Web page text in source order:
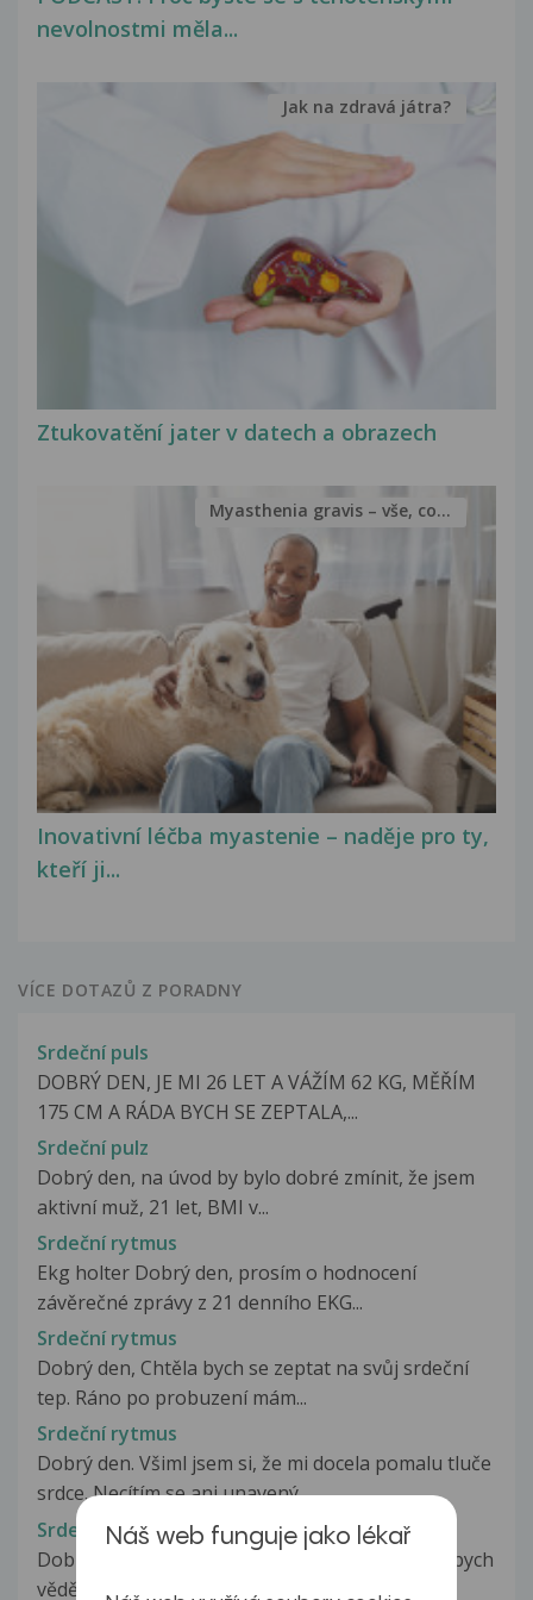
nevolnostmi měla...
Ztukovatění jater v datech a obrazech
Jak na zdravá játra?
Inovativní léčba myastenie – naděje pro ty,
kteří ji...
Myasthenia gravis – vše, co...
VÍCE DOTAZŮ Z PORADNY
Srdeční puls
DOBRÝ DEN, JE MI 26 LET A VÁŽÍM 62 KG, MĚŘÍM
175 CM A RÁDA BYCH SE ZEPTALA,...
Srdeční pulz
Dobrý den, na úvod by bylo dobré zmínit, že jsem
aktivní muž, 21 let, BMI v...
Srdeční rytmus
Ekg holter Dobrý den, prosím o hodnocení
závěrečné zprávy z 21 denního EKG...
Srdeční rytmus
Dobrý den, Chtěla bych se zeptat na svůj srdeční
tep. Ráno po probuzení mám...
Srdeční rytmus
Dobrý den. Všiml jsem si, že mi docela pomalu tluče
srdce. Necítím se ani unavený,...
Srdeční rytmus
Dobrý den mám výsledky z holtera potřeboval bych
vědět jestli je něco špatně. Základní...
Náš web funguje jako lékař